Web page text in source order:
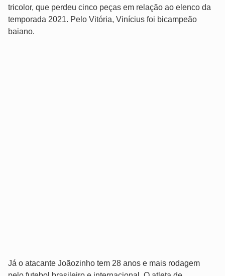
tricolor, que perdeu cinco peças em relação ao elenco da
temporada 2021. Pelo Vitória, Vinícius foi bicampeão
baiano.
Já o atacante Joãozinho tem 28 anos e mais rodagem